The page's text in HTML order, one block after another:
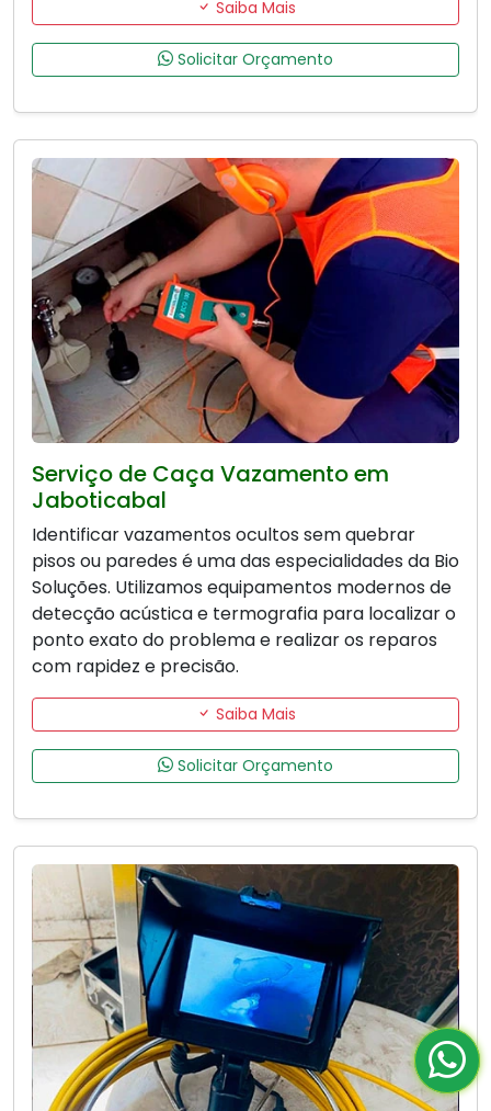
Saiba Mais
Solicitar Orçamento
Serviço de Caça Vazamento em
Jaboticabal
Identificar vazamentos ocultos sem quebrar
pisos ou paredes é uma das especialidades da Bio
Soluções. Utilizamos equipamentos modernos de
detecção acústica e termografia para localizar o
ponto exato do problema e realizar os reparos
com rapidez e precisão.
Saiba Mais
Solicitar Orçamento